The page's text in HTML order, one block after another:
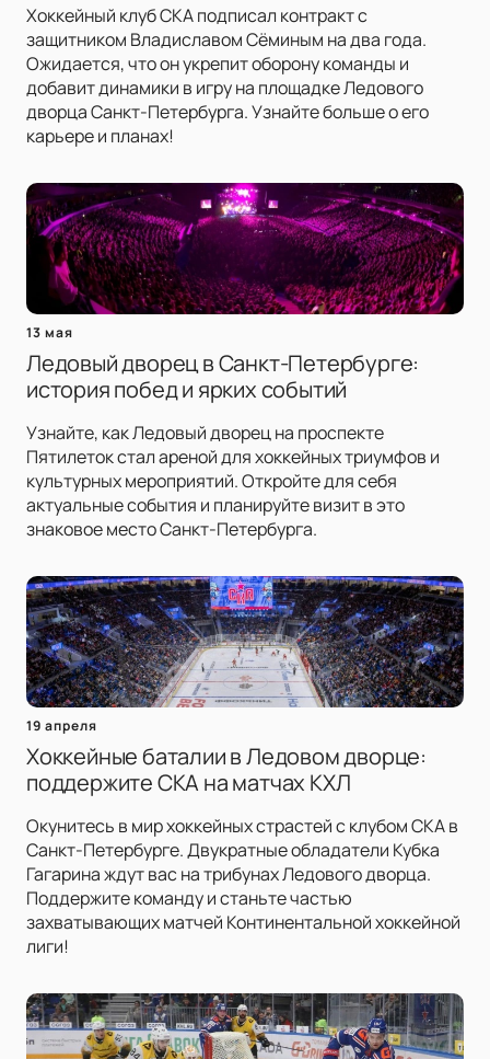
Хоккейный клуб СКА подписал контракт с
защитником Владиславом Сёминым на два года.
Ожидается, что он укрепит оборону команды и
добавит динамики в игру на площадке Ледового
дворца Санкт-Петербурга. Узнайте больше о его
карьере и планах!
13 мая
Ледовый дворец в Санкт-Петербурге:
история побед и ярких событий
Узнайте, как Ледовый дворец на проспекте
Пятилеток стал ареной для хоккейных триумфов и
культурных мероприятий. Откройте для себя
актуальные события и планируйте визит в это
знаковое место Санкт-Петербурга.
19 апреля
Хоккейные баталии в Ледовом дворце:
поддержите СКА на матчах КХЛ
Окунитесь в мир хоккейных страстей с клубом СКА в
Санкт-Петербурге. Двукратные обладатели Кубка
Гагарина ждут вас на трибунах Ледового дворца.
Поддержите команду и станьте частью
захватывающих матчей Континентальной хоккейной
лиги!